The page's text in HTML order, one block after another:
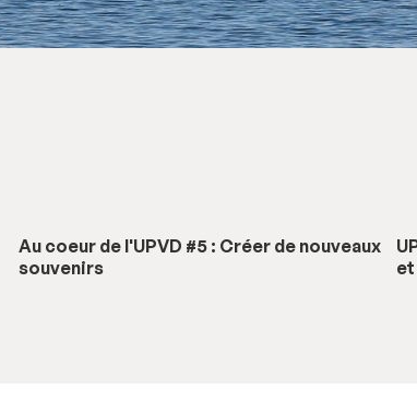
Au coeur de l'UPVD #5 : Créer de nouveaux
souvenirs